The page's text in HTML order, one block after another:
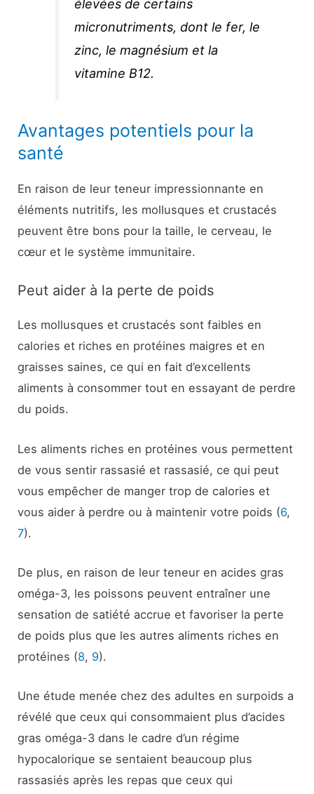
élevées de certains
micronutriments, dont le fer, le
zinc, le magnésium et la
vitamine B12.
Avantages potentiels pour la
santé
En raison de leur teneur impressionnante en
éléments nutritifs, les mollusques et crustacés
peuvent être bons pour la taille, le cerveau, le
cœur et le système immunitaire.
Peut aider à la perte de poids
Les mollusques et crustacés sont faibles en
calories et riches en protéines maigres et en
graisses saines, ce qui en fait d’excellents
aliments à consommer tout en essayant de perdre
du poids.
Les aliments riches en protéines vous permettent
de vous sentir rassasié et rassasié, ce qui peut
vous empêcher de manger trop de calories et
vous aider à perdre ou à maintenir votre poids (6,
7).
De plus, en raison de leur teneur en acides gras
oméga-3, les poissons peuvent entraîner une
sensation de satiété accrue et favoriser la perte
de poids plus que les autres aliments riches en
protéines (8, 9).
Une étude menée chez des adultes en surpoids a
révélé que ceux qui consommaient plus d’acides
gras oméga-3 dans le cadre d’un régime
hypocalorique se sentaient beaucoup plus
rassasiés après les repas que ceux qui